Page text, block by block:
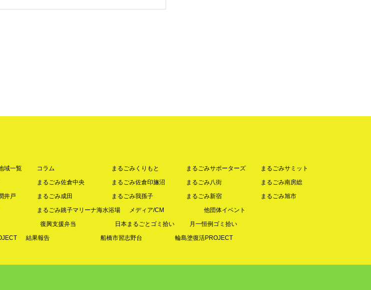
域一覧 コラム まるごみくりもと まるごみサポーターズ
まるごみサミット
まるごみ佐倉中央 まるごみ佐倉印旛沼 まるごみ八街
まるごみ南房総
井戸 まるごみ成田 まるごみ我孫子 まるごみ新宿
まるごみ旭市
まるごみ銚子マリーナ海水浴場 メディア/CM
他団体イベント
復興支援弁当 日本まるごとゴミ拾い
月一恒例ゴミ拾い
結果報告 船橋市習志野台 輪島塗復活PROJECT